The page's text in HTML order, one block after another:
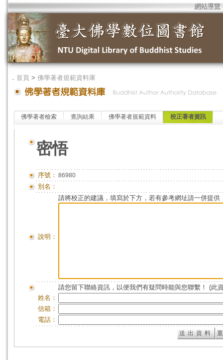
網站導覽
． 首頁 > 佛學著者規範資料庫
佛學著者檢索 查詢結果 佛學著者規範資料 校正著者資訊
密悟
序號： 86980
別名：
說明：
請將校正的建議，填寫於下方，若有參考網址請一併提供
請您留下聯絡資訊，以便我們有疑問時能與您聯繫！ (此
姓名：
信箱：
電話：